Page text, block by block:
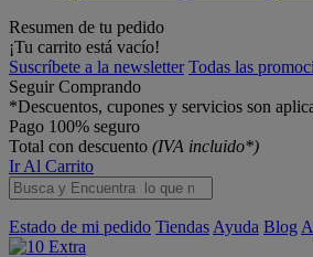
Resumen de tu pedido
¡Tu carrito está vacío!
Suscríbete a la newsletter Todas las
Seguir Comprando
*Descuentos, cupones y servicios son
Pago 100% seguro
Total con descuento (IVA incluido*)
Ir Al Carrito
Estado de mi pedido Tiendas Ayuda Blog